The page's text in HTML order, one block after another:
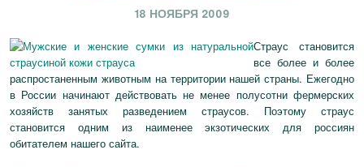
18 НОЯБРЯ 2009
Страус становится
все более и более
распростаненным животным на территории нашей страны. Ежегодно
в России начинают действовать не менее полусотни фермерских
хозяйств занятых разведением страусов. Поэтому страус
становится одним из наименее экзотических для россиян
обитателем нашего сайта.